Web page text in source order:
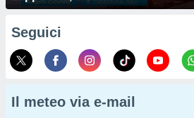
Seguici
Il meteo via e-mail